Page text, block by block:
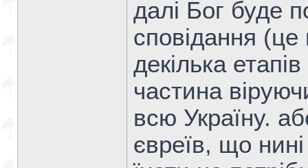
далі Бог буде
сповідання (це
декілька
частина
всю Україну.
євреїв, що